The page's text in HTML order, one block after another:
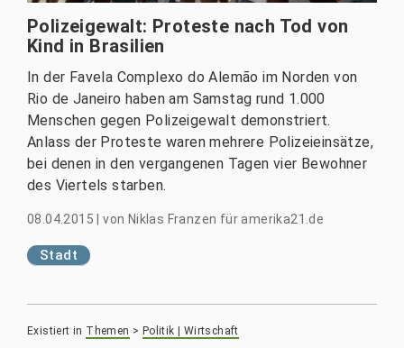
Polizeigewalt: Proteste nach Tod von
Kind in Brasilien
In der Favela Complexo do Alemão im Norden von
Rio de Janeiro haben am Samstag rund 1.000
Menschen gegen Polizeigewalt demonstriert.
Anlass der Proteste waren mehrere Polizeieinsätze,
bei denen in den vergangenen Tagen vier Bewohner
des Viertels starben.
08.04.2015 |von Niklas Franzen für amerika21.de
Stadt
Existiert in Themen > Politik | Wirtschaft